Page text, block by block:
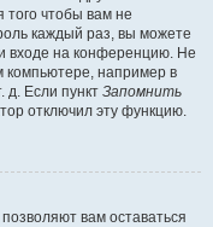
того чтобы вам не
каждый раз, вы можете
входе на конференцию. Не
компьютере, например в
д. Если пункт Запомнить
отключил эту функцию.
вам оставаться